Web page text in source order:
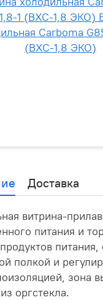
Доставка
витрина-
питания и
полкой и
зона
оргстекла.